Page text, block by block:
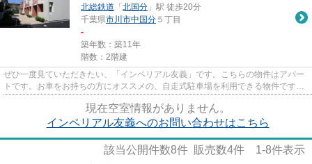
北総鉄道 「 北国分 」駅 徒歩20分
千葉県市川市中国分 ５丁目
-
築年数：築11年
階数：2階建
ぜひ一度見ていただきたい、「インペリアル友義」です。こちらの物件はアパー
トです。お車をお持ちの方にオススメの、自走式駐車場を利用できる物件です。
現在空室情報がありません。
インペリアル友義へのお問い合わせはこちら
該当公開件数8件 販売数4件 1-8件表示